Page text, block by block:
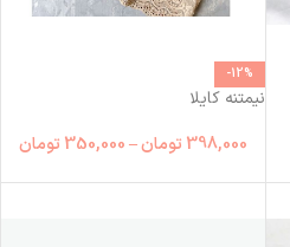
-12%
نیمتنه کایلا
398,000 تومان–
350,000 تومان